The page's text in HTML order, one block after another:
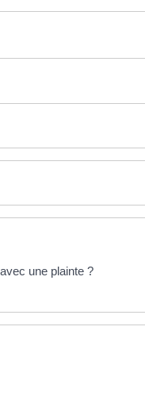
une plainte ?